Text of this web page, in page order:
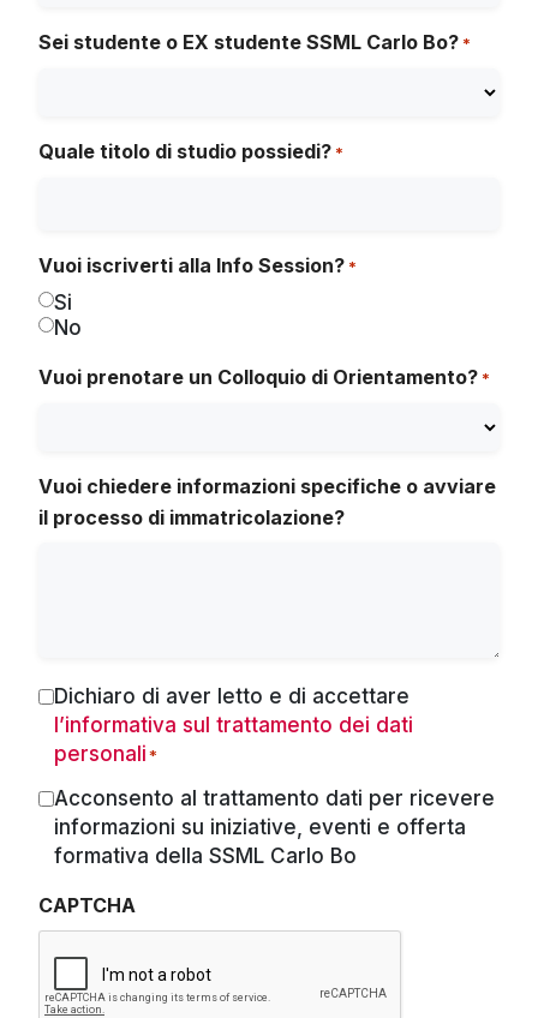
Sei studente o EX studente SSML Carlo Bo? *
Quale titolo di studio possiedi? *
Vuoi iscriverti alla Info Session? *
Si
No
Vuoi prenotare un Colloquio di Orientamento? *
Vuoi chiedere informazioni specifiche o avviare
il processo di immatricolazione?
Consenso
Dichiaro di aver letto e di accettare
l’informativa sul trattamento dei dati
personali*
Marketing
Acconsento al trattamento dati per ricevere
informazioni su iniziative, eventi e offerta
formativa della SSML Carlo Bo
CAPTCHA